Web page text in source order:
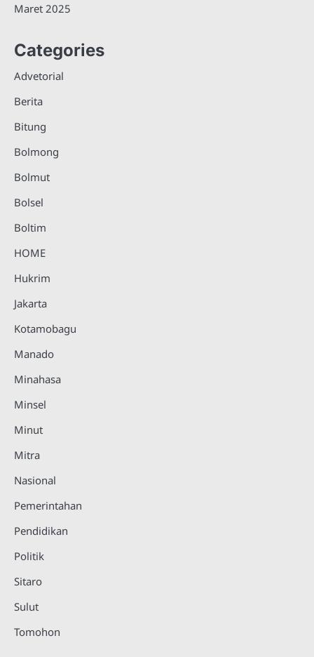
Maret 2025
Categories
Advetorial
Berita
Bitung
Bolmong
Bolmut
Bolsel
Boltim
HOME
Hukrim
Jakarta
Kotamobagu
Manado
Minahasa
Minsel
Minut
Mitra
Nasional
Pemerintahan
Pendidikan
Politik
Sitaro
Sulut
Tomohon